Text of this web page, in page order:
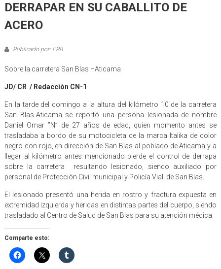
DERRAPAR EN SU CABALLITO DE
ACERO
Publicado por: FPB
Sobre la carretera San Blas –Aticama
JD/ CR / Redacción CN-1
En la tarde del domingo a la altura del kilómetro 10 de la carretera
San Blas-Aticama se reportó una persona lesionada de nombre
Daniel Omar ”N” de 27 años de edad, quien momento antes se
trasladaba a bordo de su motocicleta de la marca Italika de color
negro con rojo, en dirección de San Blas al poblado de Aticama y a
llegar al kilómetro antes mencionado pierde el control de derrapa
sobre la carretera resultando lesionado, siendo auxiliado por
personal de Protección Civil municipal y Policía Vial de San Blas.
El lesionado presentó una herida en rostro y fractura expuesta en
extremidad izquierda y heridas en distintas partes del cuerpo, siendo
trasladado al Centro de Salud de San Blas para su atención médica.
Comparte esto: